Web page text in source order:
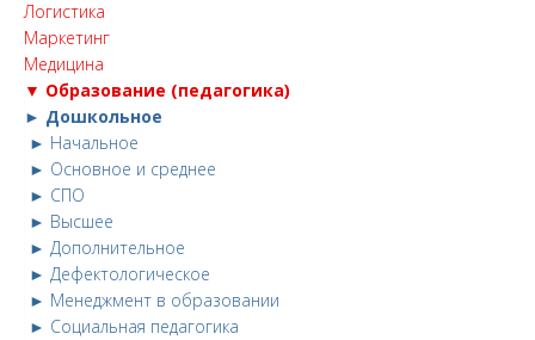
Логистика
Маркетинг
Медицина
▼ Образование (педагогика)
► Дошкольное
► Начальное
► Основное и среднее
► СПО
► Высшее
► Дополнительное
► Дефектологическое
► Менеджмент в образовании
► Социальная педагогика